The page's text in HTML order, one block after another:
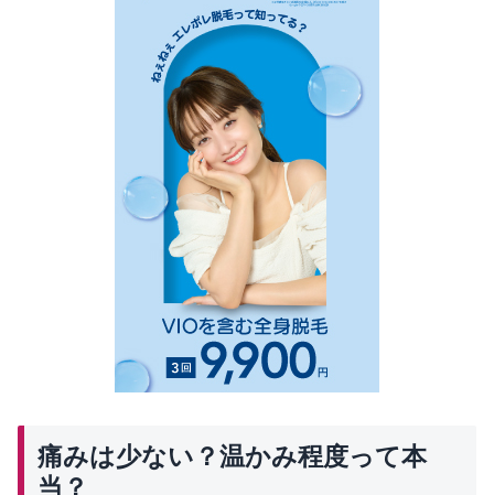
痛みは少ない？温かみ程度って本
当？